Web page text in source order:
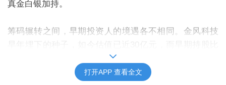
真金白银加持。
筹码辗转之间，早期投资人的境遇各不相同。金风科技
的碧桂园，则在
亿元的潜在回报失之交臂。
打开APP 查看全文